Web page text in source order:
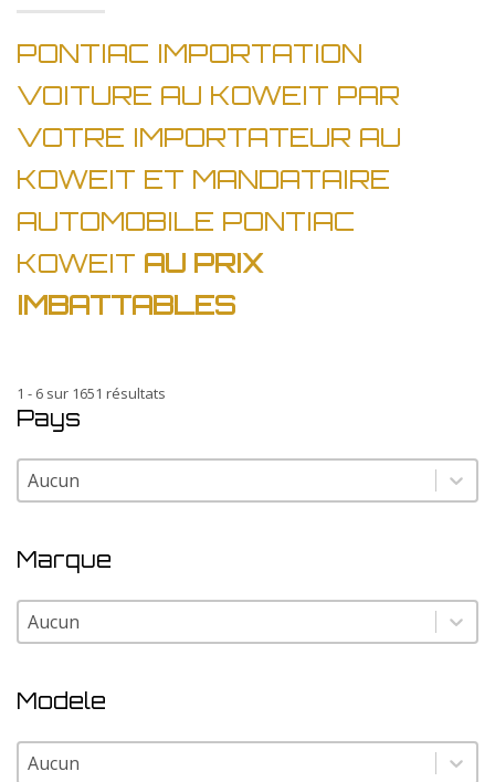
PONTIAC IMPORTATION
VOITURE AU KOWEIT PAR
VOTRE IMPORTATEUR AU
KOWEIT ET MANDATAIRE
AUTOMOBILE PONTIAC
KOWEIT AU PRIX
IMBATTABLES
1 - 6 sur 1651 résultats
Pays
Pays
Pays
Marque
Marque
Marque
Modele
Modele
Modele